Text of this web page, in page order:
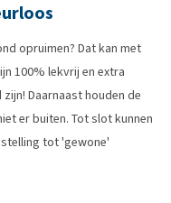
opruimen? Dat kan met
100% lekvrij en extra
Daarnaast houden de
er buiten. Tot slot kunnen
tot 'gewone'